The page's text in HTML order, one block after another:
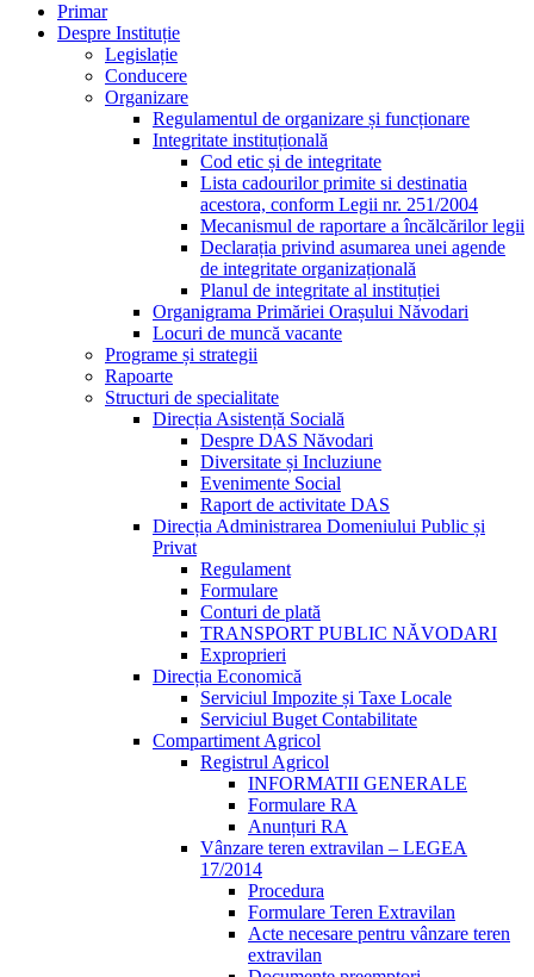
Primar
Despre Instituție
Legislație
Conducere
Organizare
Regulamentul de organizare și funcționare
Integritate instituțională
Cod etic și de integritate
Lista cadourilor primite si destinatia
acestora, conform Legii nr. 251/2004
Mecanismul de raportare a încălcărilor legii
Declarația privind asumarea unei agende
de integritate organizațională
Planul de integritate al instituției
Organigrama Primăriei Orașului Năvodari
Locuri de muncă vacante
Programe și strategii
Rapoarte
Structuri de specialitate
Direcția Asistență Socială
Despre DAS Năvodari
Diversitate și Incluziune
Evenimente Social
Raport de activitate DAS
Direcția Administrarea Domeniului Public și
Privat
Regulament
Formulare
Conturi de plată
TRANSPORT PUBLIC NĂVODARI
Exproprieri
Direcția Economică
Serviciul Impozite și Taxe Locale
Serviciul Buget Contabilitate
Compartiment Agricol
Registrul Agricol
INFORMATII GENERALE
Formulare RA
Anunțuri RA
Vânzare teren extravilan – LEGEA
17/2014
Procedura
Formulare Teren Extravilan
Acte necesare pentru vânzare teren
extravilan